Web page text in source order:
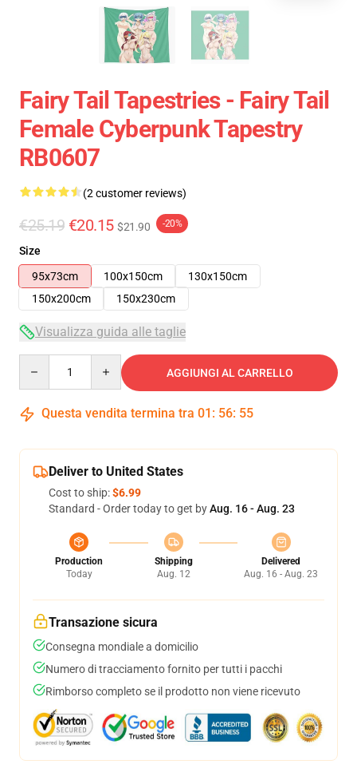
Fairy Tail Tapestries - Fairy Tail
Female Cyberpunk Tapestry
RB0607
(2 customer reviews)
€25.19 €20.15 $21.90 -20%
Size
95x73cm
100x150cm
130x150cm
150x200cm
150x230cm
Visualizza guida alle taglie
AGGIUNGI AL CARRELLO
Questa vendita termina tra 01 : 56: 54
Deliver to United States
Cost to ship:$6.99
Standard - Order today to get byAug. 16 - Aug. 23
Production
Today
Shipping
Aug. 12
Delivered
Aug. 16 - Aug. 23
Transazione sicura
Consegna mondiale a domicilio
Numero di tracciamento fornito per tutti i pacchi
Rimborso completo se il prodotto non viene ricevuto